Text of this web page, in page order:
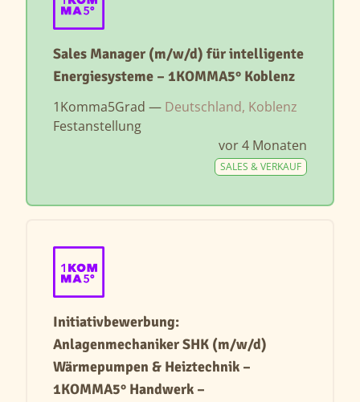
Sales Manager (m/w/d) für intelligente
Energiesysteme – 1KOMMA5° Koblenz
1Komma5Grad — Deutschland, Koblenz
Festanstellung
vor 4 Monaten
SALES & VERKAUF
Initiativbewerbung:
Anlagenmechaniker SHK (m/w/d)
Wärmepumpen & Heiztechnik –
1KOMMA5° Handwerk –